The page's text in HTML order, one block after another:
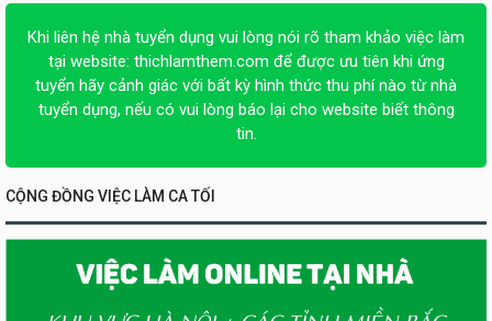
Khi liên hệ nhà tuyển dụng vui lòng nói rõ tham khảo việc làm
tại website: thichlamthem.com để được ưu tiên khi ứng
tuyển hãy cảnh giác với bất kỳ hình thức thu phí nào từ nhà
tuyển dụng, nếu có vui lòng báo lại cho website biết thông
tin.
CỘNG ĐỒNG VIỆC LÀM CA TỐI